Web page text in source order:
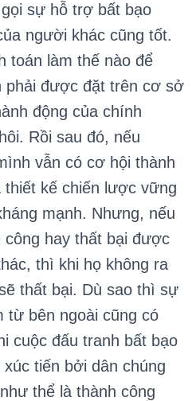
sự hỗ trợ bất bạo
người khác cũng tốt.
toán làm thế nào để
phải được đặt trên cơ sở
động của chính
Rồi sau đó, nếu
vẫn có cơ hội thành
thiết kế chiến lược vững
mạnh. Nhưng, nếu
công hay thất bại được
thì khi họ không ra
thất bại. Dù sao thì sự
từ bên ngoài cũng có
cuộc đấu tranh bất bạo
tiến bởi dân chúng
thể là thành công